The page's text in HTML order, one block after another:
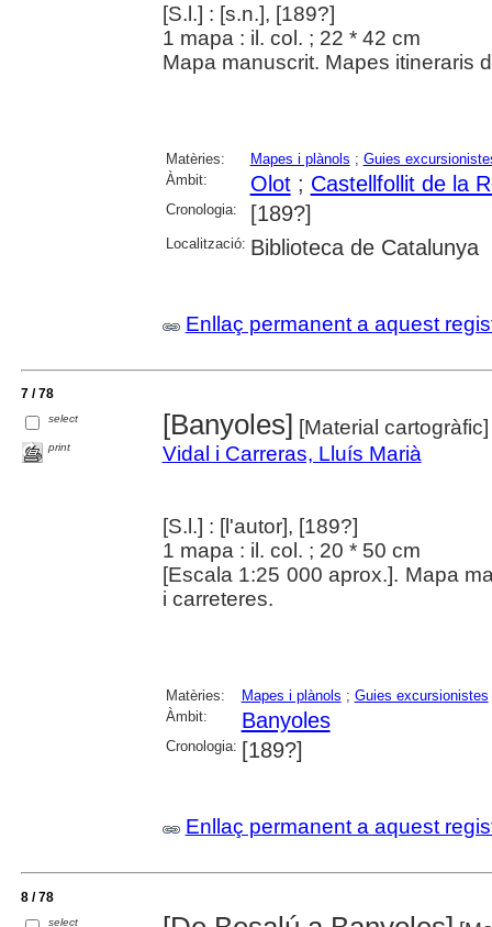
[S.l.] : [s.n.], [189?]
1 mapa : il. col. ; 22 * 42 cm
Mapa manuscrit. Mapes itineraris
Matèries: Mapes i plànols ; Guies
Àmbit:
Olot; Castellfollit de la
Cronologia: [189?]
Localització: Biblioteca de Catalunya
Enllaç permanent a aquest
7 / 78
select
print
[Banyoles] [Material cartogràfic]
Vidal i Carreras, Lluís Marià
[S.l.] : [l'autor], [189?]
1 mapa : il. col. ; 20 * 50 cm
[Escala 1:25 000 aprox.]. Mapa
i carreteres.
Matèries: Mapes i plànols ; Guies excursionistes
Àmbit:
Banyoles
Cronologia: [189?]
Enllaç permanent a aquest
8 / 78
select